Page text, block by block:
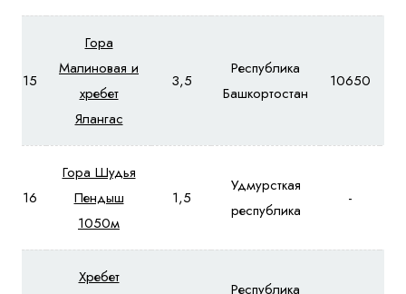
15
Гора
Малиновая и
хребет
Ялангас
3,5
Республика
Башкортостан
10650
16
Гора Шудья
Пендыш
1050м
1,5
Удмурсткая
республика
-
Хребет
Республика